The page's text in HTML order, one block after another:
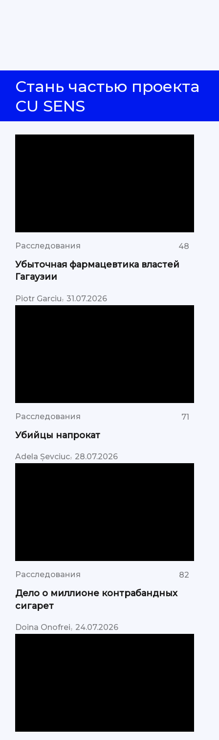
Стань частью проекта
CU SENS
Расследования 48
Убыточная фармацевтика властей
Гагаузии
Piotr Garciu, 31.07.2026
Расследования 71
Убийцы напрокат
Adela Șevciuc, 28.07.2026
Расследования 82
Дело о миллионе контрабандных
сигарет
Doina Onofrei, 24.07.2026